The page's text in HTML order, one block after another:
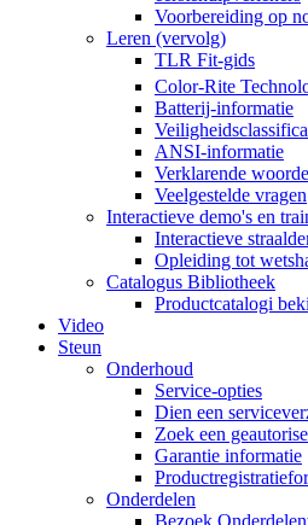
Voorbereiding op
Leren (vervolg)
TLR Fit-gids
Color-Rite
Batterij-informatie
ANSI-informatie
Verklarende
Veelgestelde vragen
Interactieve demo's en
Interactieve
Opleiding tot
Catalogus Bibliotheek
Productcatalogi
Video
Steun
Onderhoud
Service-opties
Dien een
Zoek een
Garantie informatie
Onderdelen